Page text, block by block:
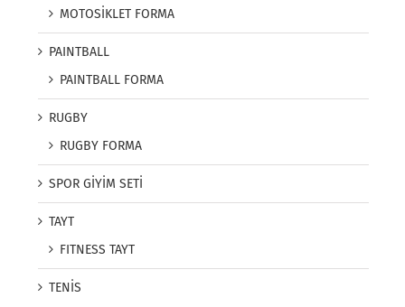
MOTOSİKLET FORMA
PAINTBALL
PAINTBALL FORMA
RUGBY
RUGBY FORMA
SPOR GİYİM SETİ
TAYT
FITNESS TAYT
TENİS